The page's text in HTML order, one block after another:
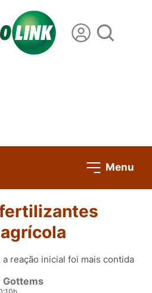
Menu
reação inicial foi mais contida
Gottems